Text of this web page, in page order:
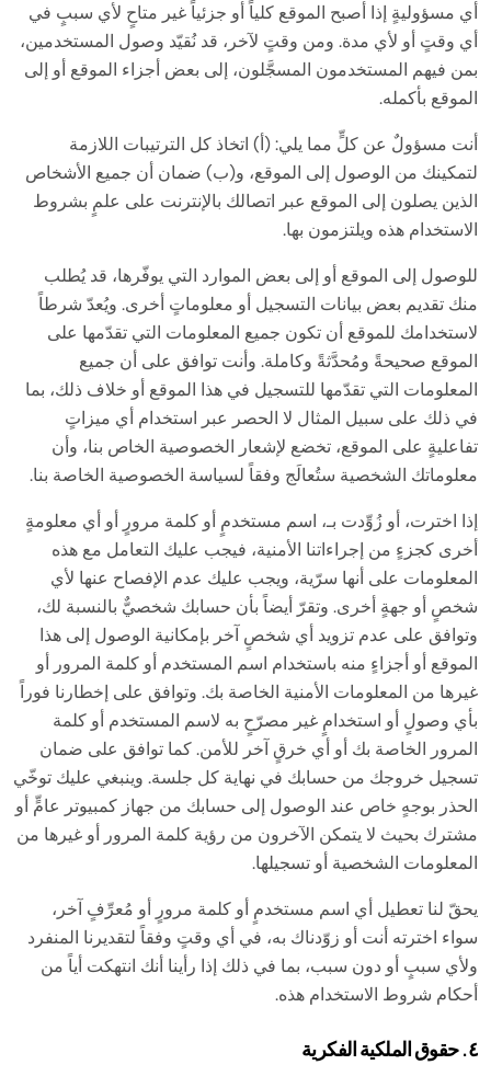
أي مسؤوليةٍ إذا أصبح الموقع كلياً أو جزئياً غير متاحٍ لأي سببٍ في
أي وقتٍ أو لأي مدة. ومن وقتٍ لآخر، قد نُقيّد وصول المستخدمين،
بمن فيهم المستخدمون المسجَّلون، إلى بعض أجزاء الموقع أو إلى
الموقع بأكمله.
أنت مسؤولٌ عن كلٍّ مما يلي: (أ) اتخاذ كل الترتيبات اللازمة
لتمكينك من الوصول إلى الموقع، و(ب) ضمان أن جميع الأشخاص
الذين يصلون إلى الموقع عبر اتصالك بالإنترنت على علمٍ بشروط
الاستخدام هذه ويلتزمون بها.
للوصول إلى الموقع أو إلى بعض الموارد التي يوفّرها، قد يُطلب
منك تقديم بعض بيانات التسجيل أو معلوماتٍ أخرى. ويُعدّ شرطاً
لاستخدامك للموقع أن تكون جميع المعلومات التي تقدّمها على
الموقع صحيحةً ومُحدَّثةً وكاملة. وأنت توافق على أن جميع
المعلومات التي تقدّمها للتسجيل في هذا الموقع أو خلاف ذلك، بما
في ذلك على سبيل المثال لا الحصر عبر استخدام أي ميزاتٍ
تفاعليةٍ على الموقع، تخضع لإشعار الخصوصية الخاص بنا، وأن
معلوماتك الشخصية ستُعالَج وفقاً لسياسة الخصوصية الخاصة بنا.
إذا اخترت، أو زُوِّدت بـ، اسم مستخدمٍ أو كلمة مرورٍ أو أي معلومةٍ
أخرى كجزءٍ من إجراءاتنا الأمنية، فيجب عليك التعامل مع هذه
المعلومات على أنها سرّية، ويجب عليك عدم الإفصاح عنها لأي
شخصٍ أو جهةٍ أخرى. وتقرّ أيضاً بأن حسابك شخصيٌّ بالنسبة لك،
وتوافق على عدم تزويد أي شخصٍ آخر بإمكانية الوصول إلى هذا
الموقع أو أجزاءٍ منه باستخدام اسم المستخدم أو كلمة المرور أو
غيرها من المعلومات الأمنية الخاصة بك. وتوافق على إخطارنا فوراً
بأي وصولٍ أو استخدامٍ غير مصرّحٍ به لاسم المستخدم أو كلمة
المرور الخاصة بك أو أي خرقٍ آخر للأمن. كما توافق على ضمان
تسجيل خروجك من حسابك في نهاية كل جلسة. وينبغي عليك توخّي
الحذر بوجهٍ خاص عند الوصول إلى حسابك من جهاز كمبيوتر عامٍّ أو
مشترك بحيث لا يتمكن الآخرون من رؤية كلمة المرور أو غيرها من
المعلومات الشخصية أو تسجيلها.
يحقّ لنا تعطيل أي اسم مستخدمٍ أو كلمة مرورٍ أو مُعرِّفٍ آخر،
سواء اخترته أنت أو زوّدناك به، في أي وقتٍ وفقاً لتقديرنا المنفرد
ولأي سببٍ أو دون سبب، بما في ذلك إذا رأينا أنك انتهكت أياً من
أحكام شروط الاستخدام هذه.
٤. حقوق الملكية الفكرية